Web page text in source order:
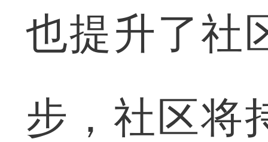
也提升了社
步，社区将